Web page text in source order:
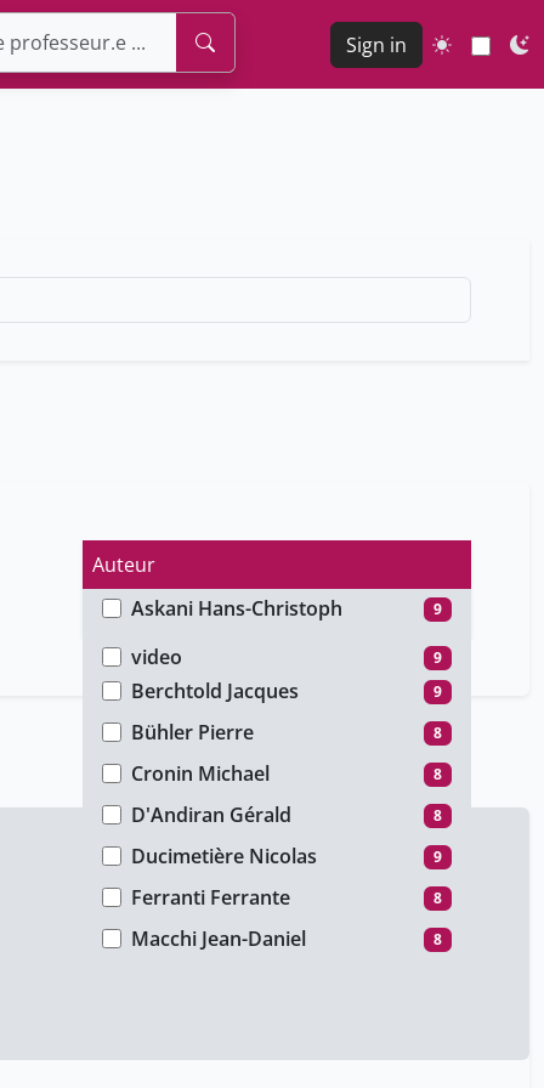
Sign in
Auteur
Askani Hans-Christoph
9
Bahloul Kahina 8
Berchtold Jacques 9
Bühler Pierre 8
Cronin Michael 8
D'Andiran Gérald 8
Ducimetière Nicolas 9
Ferranti Ferrante 8
Macchi Jean-Daniel 8
Peiry Lucienne 8
Type de média
video
9